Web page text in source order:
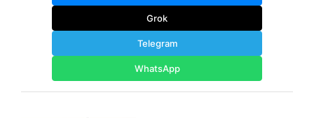
Grok
Telegram
WhatsApp